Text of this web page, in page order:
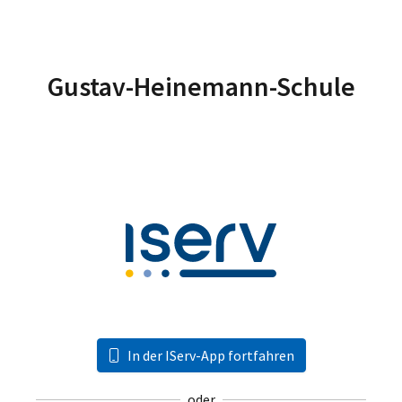
Gustav-Heinemann-Schule
In der IServ-App fortfahren